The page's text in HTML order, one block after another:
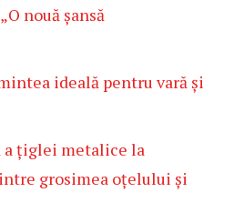
nouă șansă
ideală pentru vară și
a țiglei metalice la
grosimea oțelului și